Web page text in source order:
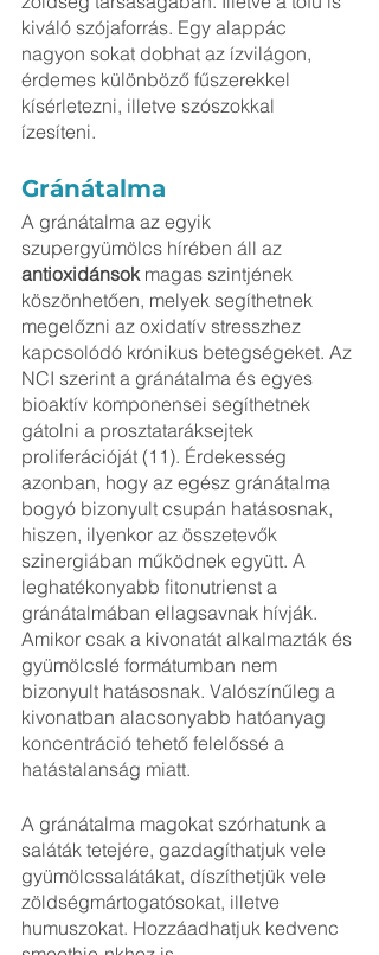
kiváló szójaforrás. Egy alappác
nagyon sokat dobhat az ízvilágon,
érdemes különböző fűszerekkel
kísérletezni, illetve szószokkal
ízesíteni.
Gránátalma
A gránátalma az egyik
szupergyümölcs hírében áll az
antioxidánsok magas szintjének
köszönhetően, melyek segíthetnek
megelőzni az oxidatív stresszhez
kapcsolódó krónikus betegségeket. Az
NCI szerint a gránátalma és egyes
bioaktív komponensei segíthetnek
gátolni a prosztataráksejtek
proliferációját (11). Érdekesség
azonban, hogy az egész gránátalma
bogyó bizonyult csupán hatásosnak,
hiszen, ilyenkor az összetevők
szinergiában működnek együtt. A
leghatékonyabb fitonutrienst a
gránátalmában ellagsavnak hívják.
Amikor csak a kivonatát alkalmazták és
gyümölcslé formátumban nem
bizonyult hatásosnak. Valószínűleg a
kivonatban alacsonyabb hatóanyag
koncentráció tehető felelőssé a
hatástalanság miatt.
A gránátalma magokat szórhatunk a
saláták tetejére, gazdagíthatjuk vele
gyümölcssalátákat, díszíthetjük vele
zöldségmártogatósokat, illetve
humuszokat. Hozzáadhatjuk kedvenc